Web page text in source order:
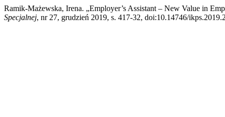
Ramik-Mażewska, Irena. „Employer’s Assistant – New Value in
Specjalnej, nr 27, grudzień 2019, s. 417-32, doi:10.14746/